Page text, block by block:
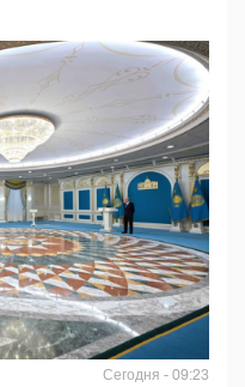
Сегодня - 09:23